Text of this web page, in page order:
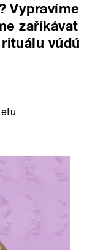
Vypravíme
zaříkávat
vúdú